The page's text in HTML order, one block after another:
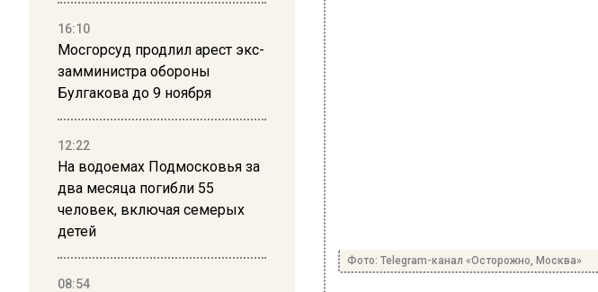
16:10
Мосгорсуд продлил арест экс-
замминистра обороны
Булгакова до 9 ноября
12:22
На водоемах Подмосковья за
два месяца погибли 55
человек, включая семерых
детей
08:54
Фото: Telegram-канал «Осторожно, Москва»